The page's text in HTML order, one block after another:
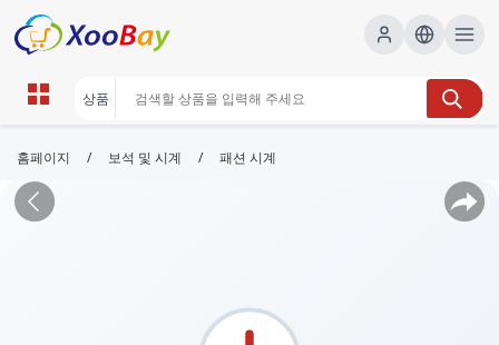
홈페이지 / 보석 및 시계 / 패션 시계